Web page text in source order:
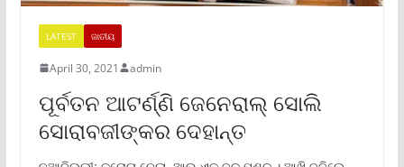
LATEST ଜାତୀୟ
April 30, 2021 admin
ପୂର୍ବତନ ଆଟର୍ଣ୍ଣି ଜେନେରାଲ୍‌ ସୋଲି
ସୋରାବଜୀଙ୍କର ଦେହାନ୍ତ